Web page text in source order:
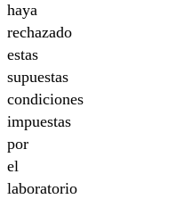
haya
rechazado
estas
supuestas
condiciones
impuestas
por
el
laboratorio